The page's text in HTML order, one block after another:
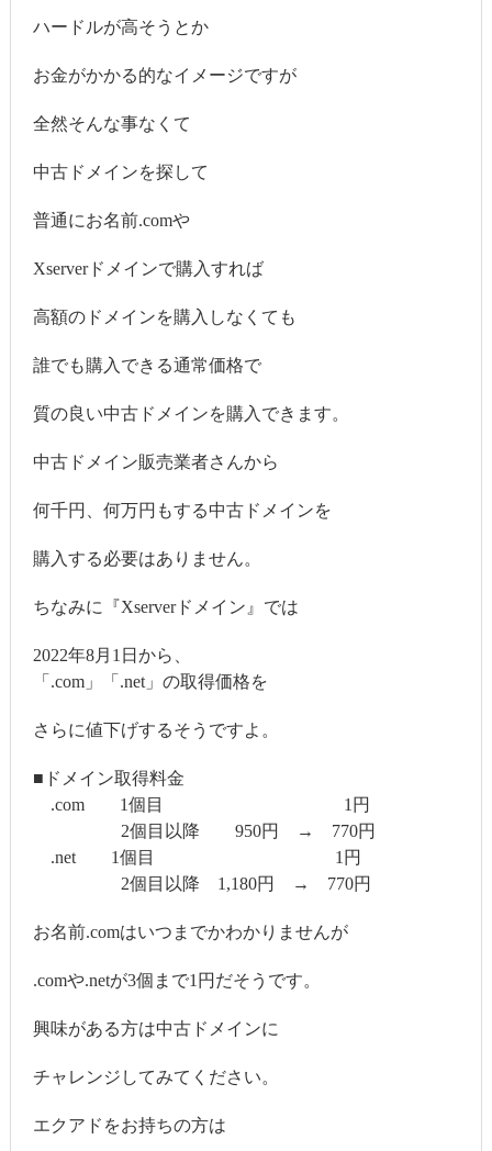
ハードルが高そうとか
お金がかかる的なイメージですが
全然そんな事なくて
中古ドメインを探して
普通にお名前.comや
Xserverドメインで購入すれば
高額のドメインを購入しなくても
誰でも購入できる通常価格で
質の良い中古ドメインを購入できます。
中古ドメイン販売業者さんから
何千円、何万円もする中古ドメインを
購入する必要はありません。
ちなみに『Xserverドメイン』では
2022年8月1日から、
「.com」「.net」の取得価格を
さらに値下げするそうですよ。
■ドメイン取得料金
.com 1個目 1円
2個目以降 950円 → 770円
.net 1個目 1円
2個目以降 1,180円 → 770円
お名前.comはいつまでかわかりませんが
.comや.netが3個まで1円だそうです。
興味がある方は中古ドメインに
チャレンジしてみてください。
エクアドをお持ちの方は